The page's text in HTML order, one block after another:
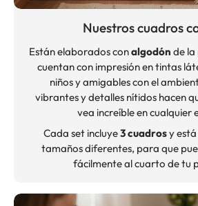
Nuestros cuadros
Están elaborados conalgodón de la
cuentan con impresión en tintas
niños y amigables con el
vibrantes y detalles nítidos hacen
vea increíble en cualquier
Cada set incluye3 cuadrosy está
tamaños diferentes, para que
fácilmente al cuarto de tu